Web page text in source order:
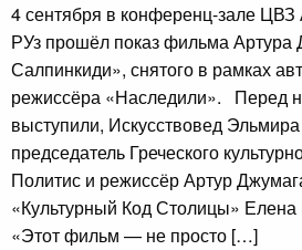
4 сентября в конференц-зале ЦВЗ
РУз прошёл показ фильма Артура
Салпинкиди», снятого в рамках
режиссёра «Наследили». Перед
выступили, Искусствовед
председатель Греческого
Политис и режиссёр Артур
«Культурный Код Столицы»
«Этот фильм — не просто […]